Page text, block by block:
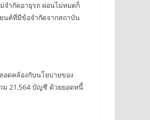
จำกัดอายุรถ ผ่อนไม่หมดก็
นต์ที่มีข้อจำกัดจากสถาบัน
อดคล้องกับนโยบายของ
ม 21,564 บัญชี ด้วยยอดหนี้